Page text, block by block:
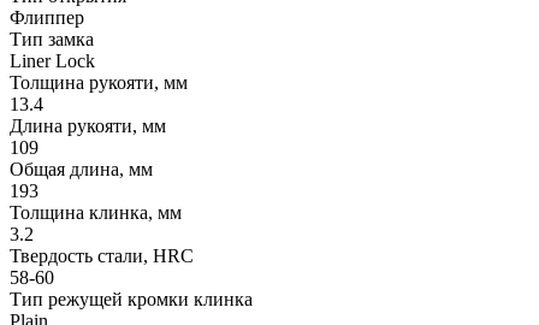
Флиппер
Тип замка
Liner Lock
Толщина рукояти, мм
13.4
Длина рукояти, мм
109
Общая длина, мм
193
Толщина клинка, мм
3.2
Твердость стали, HRC
58-60
Тип режущей кромки клинка
Plain